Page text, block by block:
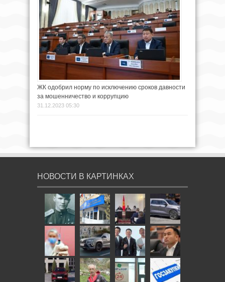
ЖК одобрил норму по исключению сроков давности
за мошенничество и коррупцию
31.12.2023 05:30
НОВОСТИ В КАРТИНКАХ